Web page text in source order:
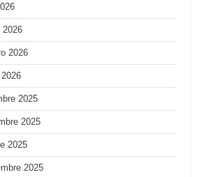
2026
2026
2025
2025
2025
2025